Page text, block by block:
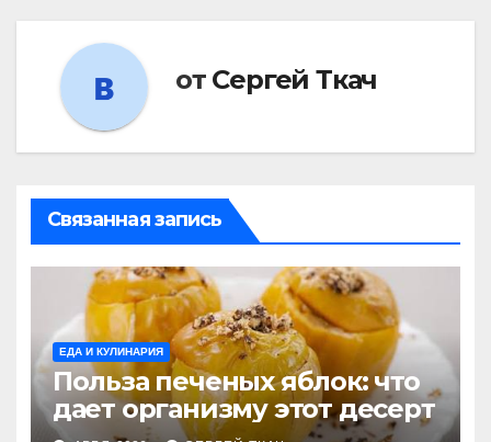
от Сергей Ткач
Связанная запись
ЕДА И КУЛИНАРИЯ
Польза печеных яблок: что
дает организму этот десерт